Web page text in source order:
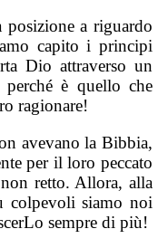
posizione a riguardo
capito i principi
Dio attraverso un
è quello che
ragionare!
avevano la Bibbia,
per il loro peccato
retto. Allora, alla
colpevoli siamo noi
sempre di più!